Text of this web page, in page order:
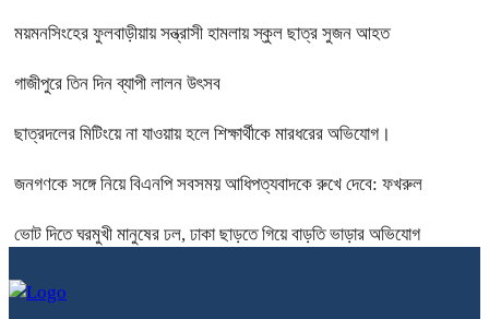
ময়মনসিংহের ফুলবাড়ীয়ায় সন্ত্রাসী হামলায় স্কুল ছাত্র সুজন আহত
গাজীপুরে তিন দিন ব্যাপী লালন উৎসব
ছাত্রদলের মিটিংয়ে না যাওয়ায় হলে শিক্ষার্থীকে মারধরের অভিযোগ।
জনগণকে সঙ্গে নিয়ে বিএনপি সবসময় আধিপত্যবাদকে রুখে দেবে: ফখরুল
ভোট দিতে ঘরমুখী মানুষের ঢল, ঢাকা ছাড়তে গিয়ে বাড়তি ভাড়ার অভিযোগ